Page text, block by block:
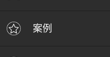
案例